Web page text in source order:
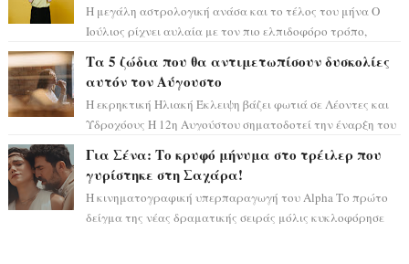
Η μεγάλη αστρολογική ανάσα και το τέλος του μήνα Ο
Ιούλιος ρίχνει αυλαία με τον πιο ελπιδοφόρο τρόπο,
Τα 5 ζώδια που θα αντιμετωπίσουν δυσκολίες
αυτόν τον Αύγουστο
Η εκρηκτική Ηλιακή Έκλειψη βάζει φωτιά σε Λέοντες και
Υδροχόους Η 12η Αυγούστου σηματοδοτεί την έναρξη του
Για Σένα: Το κρυφό μήνυμα στο τρέιλερ που
γυρίστηκε στη Σαχάρα!
Η κινηματογραφική υπερπαραγωγή του Alpha Το πρώτο
δείγμα της νέας δραματικής σειράς μόλις κυκλοφόρησε